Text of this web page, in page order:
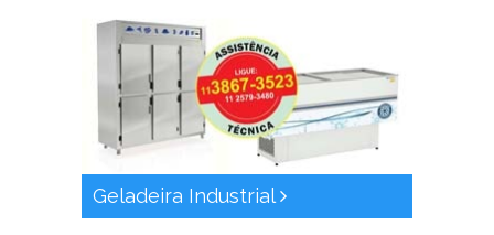
Geladeira Industrial